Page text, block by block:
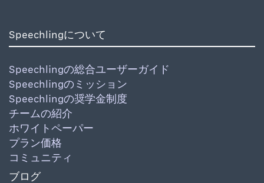
Speechlingについて
Speechlingの総合ユーザーガイド
Speechlingのミッション
Speechlingの奨学金制度
チームの紹介
ホワイトペーパー
プラン価格
コミュニティ
ブログ